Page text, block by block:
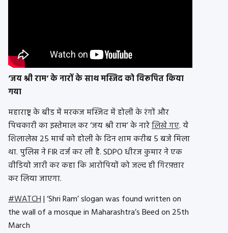
‘जय श्री राम’ के नारों के साथ मस्जिद को विरूपित किया
गया
महाराष्ट्र के बीड में मरकज मस्जिद में होली के रंगों और
पिचकारी का इस्तेमाल कर ‘जय श्री राम’ के नारेलिखे गए. ये
शिलालेख 25 मार्च को होली के दिन शाम करीब 5 बजे मिला
था. पुलिस ने FIR दर्ज कर ली है. SDPO धीरज कुमार ने एक
वीडियो जारी कर कहा कि आरोपियों को जल्द ही गिरफ़्तार
कर लिया जाएगा.
#WATCH| ‘Shri Ram’ slogan was found written on
the wall of a mosque in Maharashtra’s Beed on 25th
March